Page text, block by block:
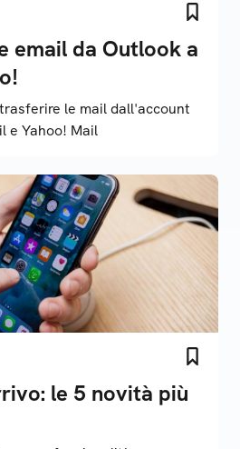
email da Outlook a
le mail dall'account
e Yahoo! Mail
le 5 novità più